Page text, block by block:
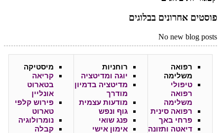
פוסטים אחרונים בבלוגים
No new blog posts
רפואה
משלימה
טיפולי
רפואה
משלימה
רפואה סינית
פרחי באך
דיאטה ותזונה
רוחניות
יוגה ומדיטציה
מדיטציה בדמיון
מודרך
מודעות עצמית
גוף ונפש
פנג שואי
אימון אישי
מיסטיקה
קריאה
בטארוט
אונליין
פירוש קלפי
טארוט
נומרולוגיה
קבלה